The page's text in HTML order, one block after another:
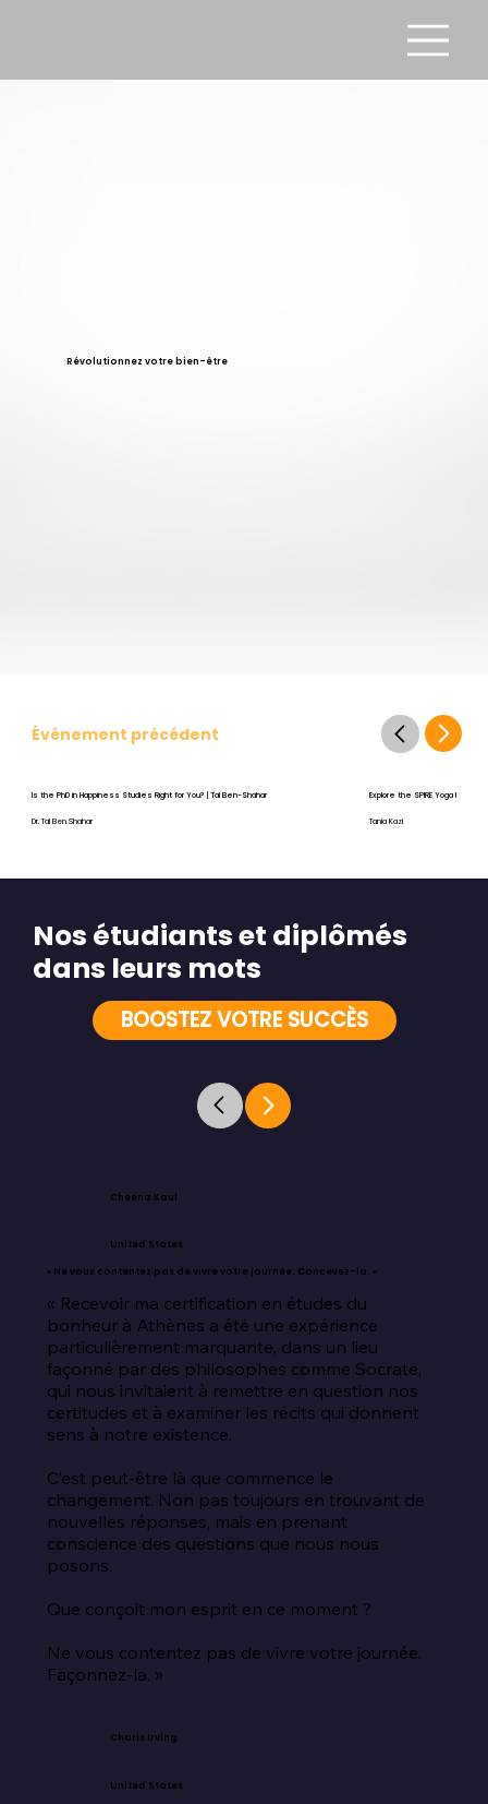
Révolutionnez votre bien-être
BOOSTEZ VOTRE SUCCÈS
Nos étudiants et diplômés
dans leurs mots
Cheena Kaul
United States
« Ne vous contentez pas de vivre votre journée. Concevez-la. »
« Recevoir ma certification en études du
bonheur à Athènes a été une expérience
particulièrement marquante, dans un lieu
façonné par des philosophes comme Socrate,
qui nous invitaient à remettre en question nos
certitudes et à examiner les récits qui donnent
sens à notre existence.
C’est peut-être là que commence le
changement. Non pas toujours en trouvant de
nouvelles réponses, mais en prenant
conscience des questions que nous nous
posons.
Que conçoit mon esprit en ce moment ?
Ne vous contentez pas de vivre votre journée.
Façonnez-la. »
Charis Irving
United States
Événement précédent
Is the PhD in Happiness Studies Right for You? | Tal Ben-Shahar
Dr. Tal Ben Shahar
Explore the SPIRE Yoga Program
Tania Kazi